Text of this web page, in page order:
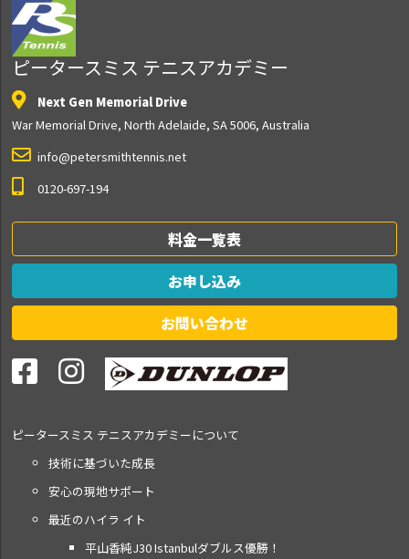
ピータースミス テニスアカデミー
Next Gen Memorial Drive
War Memorial Drive, North Adelaide, SA 5006, Australia
info@petersmithtennis.net
0120-697-194
料金一覧表
お申し込み
お問い合わせ
ピータースミス テニスアカデミーについて
技術に基づいた成長
安心の現地サポート
最近のハイラ イト
平山香純J30 Istanbulダブルス優勝！